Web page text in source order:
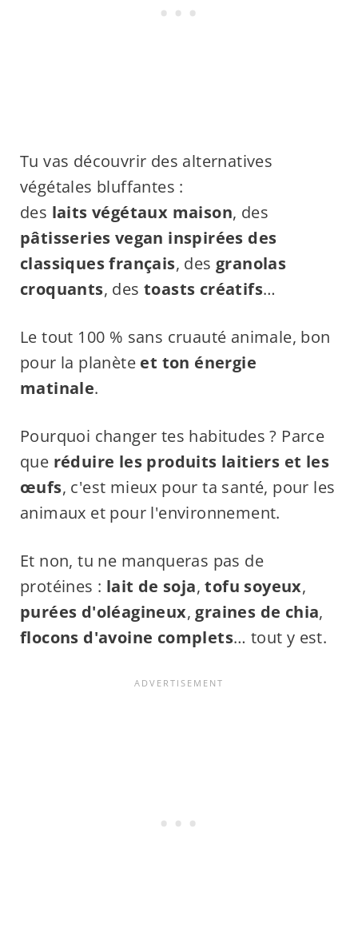
Tu vas découvrir des alternatives
végétales bluffantes :
des laits végétaux maison, des
pâtisseries vegan inspirées des
classiques français, des granolas
croquants, des toasts créatifs…
Le tout 100 % sans cruauté animale, bon
pour la planète et ton énergie
matinale.
Pourquoi changer tes habitudes ? Parce
que réduire les produits laitiers et les
œufs, c'est mieux pour ta santé, pour les
animaux et pour l'environnement.
Et non, tu ne manqueras pas de
protéines : lait de soja,tofu soyeux,
purées d'oléagineux, graines de chia,
flocons d'avoine complets… tout y est.